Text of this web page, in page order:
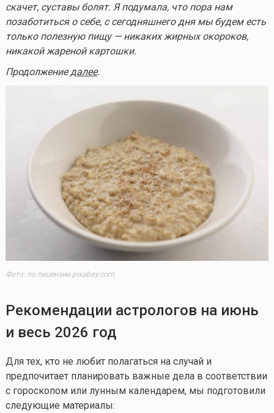
скачет, суставы болят. Я подумала, что пора нам
позаботиться о себе, с сегодняшнего дня мы будем есть
только полезную пищу — никаких жирных окороков,
никакой жареной картошки.
Продолжениедалее.
Фото: по лицензии pixabay.com
Рекомендации астрологов на июнь
и весь 2026 год
Для тех, кто не любит полагаться на случай и
предпочитает планировать важные дела в соответствии
с гороскопом или лунным календарем, мы подготовили
следующие материалы: